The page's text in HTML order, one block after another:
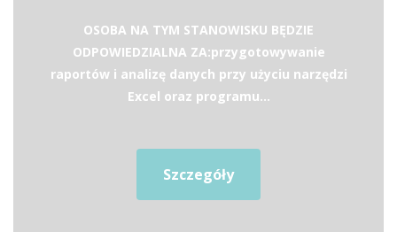
OSOBA NA TYM STANOWISKU BĘDZIE
ODPOWIEDZIALNA ZA:przygotowywanie
raportów i analizę danych przy użyciu narzędzi
Excel oraz programu...
Szczegóły